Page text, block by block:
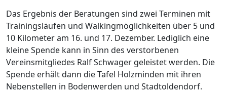
Das Ergebnis der Beratungen sind zwei Terminen mit
Trainingsläufen und Walkingmöglichkeiten über 5 und
10 Kilometer am 16. und 17. Dezember. Lediglich eine
kleine Spende kann in Sinn des verstorbenen
Vereinsmitgliedes Ralf Schwager geleistet werden. Die
Spende erhält dann die Tafel Holzminden mit ihren
Nebenstellen in Bodenwerden und Stadtoldendorf.